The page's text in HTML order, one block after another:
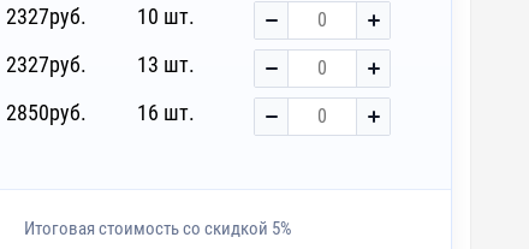
2327руб.
10 шт.
2327руб.
13 шт.
2850руб. 16 шт.
Итоговая стоимость со скидкой 5%